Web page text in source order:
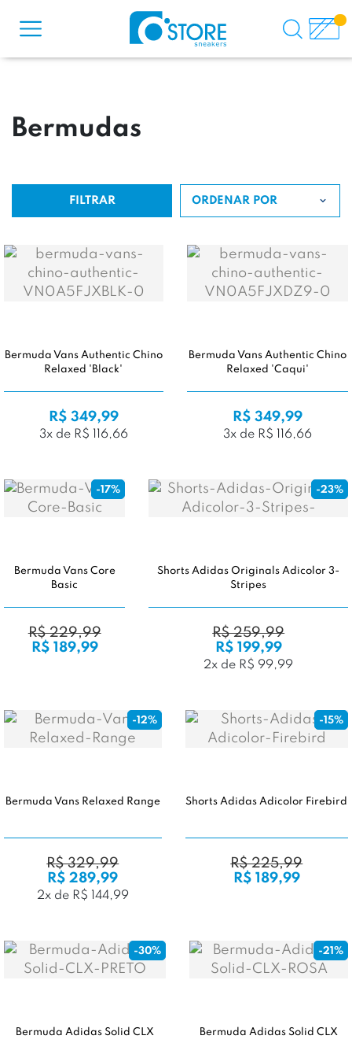
Bermudas
FILTRAR ORDENAR POR
Bermuda Vans Authentic Chino
Relaxed 'Black'
R$ 349,99
3x de R$ 116,66
Bermuda Vans Authentic Chino
Relaxed 'Caqui'
R$ 349,99
3x de R$ 116,66
-17%
Bermuda Vans Core
Basic
R$ 229,99
R$ 189,99
-23%
Shorts Adidas Originals Adicolor 3-
Stripes
R$ 259,99
R$ 199,99
2x de R$ 99,99
-12%
Bermuda Vans Relaxed Range
R$ 329,99
R$ 289,99
2x de R$ 144,99
-15%
Shorts Adidas Adicolor Firebird
R$ 225,99
R$ 189,99
-30%
Bermuda Adidas Solid CLX
-21%
Bermuda Adidas Solid CLX